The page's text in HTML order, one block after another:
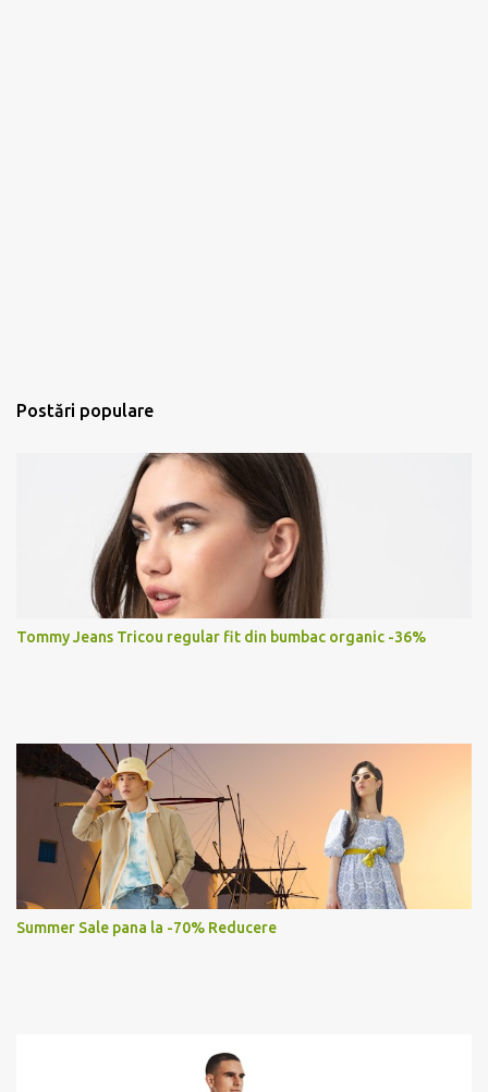
Postări populare
Tommy Jeans Tricou regular fit din bumbac organic -36%
Summer Sale pana la -70% Reducere